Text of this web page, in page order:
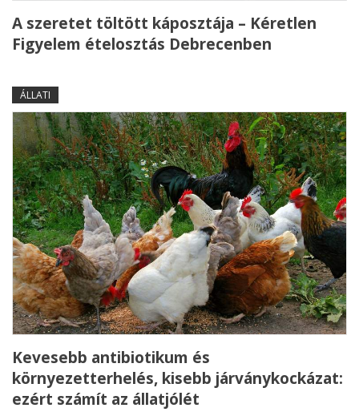
A szeretet töltött káposztája – Kéretlen
Figyelem ételosztás Debrecenben
ÁLLATI
Kevesebb antibiotikum és
környezetterhelés, kisebb járványkockázat:
ezért számít az állatjólét